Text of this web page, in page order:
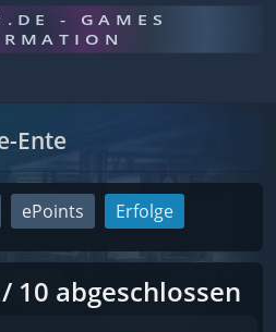
- GAMES
Ente
ePoints Erfolge
10 abgeschlossen